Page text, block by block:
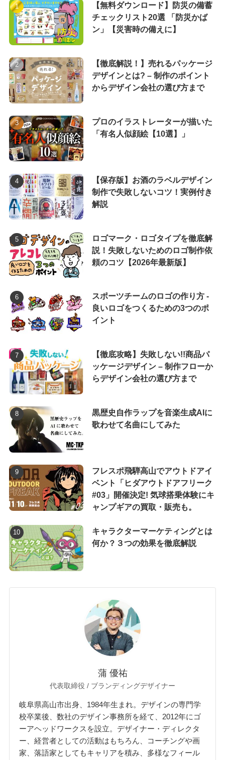
【無料ダウンロード】防災の備蓄
チェックリスト20選 「防災かば
ン」【災害時の備えに】
【徹底解説！】売れるパッケージ
デザインとは? – 制作のポイント
からデザイン会社の選び方まで
プロのイラストレーターが描いた
「有名人似顔絵【10選】」
【保存版】お酒のラベルデザイン
制作で失敗しないコツ！実例付き
解説
ロゴマーク・ロゴタイプを徹底解
説！失敗しないためのロゴ制作依
頼のコツ【2026年最新版】
スポーツチームのロゴの作り方 -
良いロゴをつくるための3つのポ
イント
【徹底攻略】失敗しない!!商品パ
ッケージデザイン – 制作フローか
らデザイン会社の選び方まで
黒歴史自作ラップを音楽生成AIに
歌わせて名曲にしてみた
フレスポ飛騨高山でアウトドアイ
ベント「ヒダアウトドアフリーク
#03」開催決定! 気球搭乗体験にキ
ャンプギアの買取・販売も。
キャラクターマーケティングとは
何か？３つの効果を徹底解説
蒲 優祐
代表取締役 / ブランディングデザイナー
岐阜県高山市出身、1984年生まれ。デザインの専門学
校卒業後、数社のデザイン事務所を経て、2012年にゴ
ーアヘッドワークスを設立。デザイナー・ディレクタ
ー、経営者としての活動はもちろん、コーチングや画
家、落語家としてもキャリアを積み、多様なフィール